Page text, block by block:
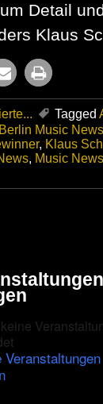
Detail
Klaus
Tagged
Berlin Music News
, Klaus
, Music
Veranstaltungen